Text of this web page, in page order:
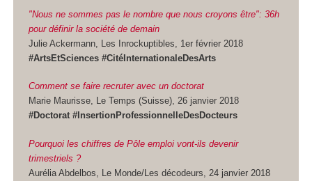
"Nous ne sommes pas le nombre que nous croyons être": 36h
pour définir la société de demain
Julie Ackermann, Les Inrockuptibles, 1er février 2018
#ArtsEtSciences #CitéInternationaleDesArts
Comment se faire recruter avec un doctorat
Marie Maurisse, Le Temps (Suisse), 26 janvier 2018
#Doctorat #InsertionProfessionnelleDesDocteurs
Pourquoi les chiffres de Pôle emploi vont-ils devenir
trimestriels ?
Aurélia Abdelbos, Le Monde/Les décodeurs, 24 janvier 2018